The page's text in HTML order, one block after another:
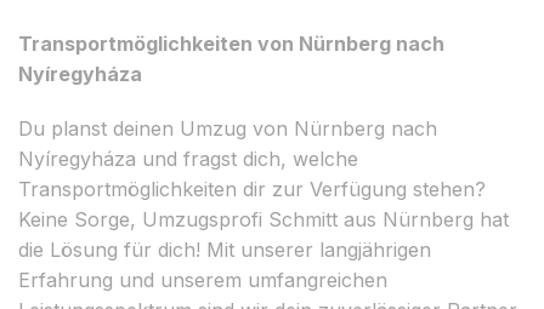
Transportmöglichkeiten von Nürnberg nach
Nyíregyháza
Du planst deinen Umzug von Nürnberg nach
Nyíregyháza und fragst dich, welche
Transportmöglichkeiten dir zur Verfügung stehen?
Keine Sorge, Umzugsprofi Schmitt aus Nürnberg hat
die Lösung für dich! Mit unserer langjährigen
Erfahrung und unserem umfangreichen